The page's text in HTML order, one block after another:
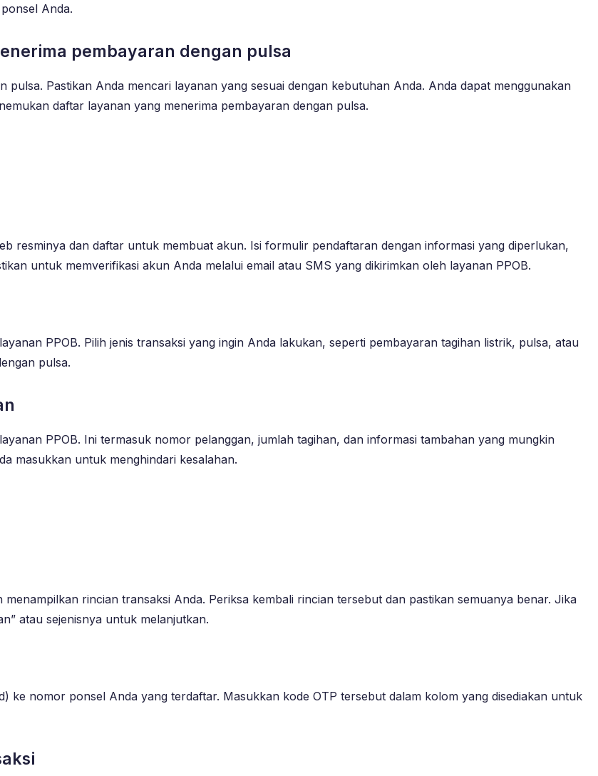
Anda.
pembayaran dengan pulsa
Pastikan Anda mencari layanan yang sesuai dengan kebutuhan Anda. Anda dapat menggunakan
daftar layanan yang menerima pembayaran dengan pulsa.
resminya dan daftar untuk membuat akun. Isi formulir pendaftaran dengan informasi yang diperlukan,
untuk memverifikasi akun Anda melalui email atau SMS yang dikirimkan oleh layanan PPOB.
PPOB. Pilih jenis transaksi yang ingin Anda lakukan, seperti pembayaran tagihan listrik, pulsa, atau
pulsa.
PPOB. Ini termasuk nomor pelanggan, jumlah tagihan, dan informasi tambahan yang mungkin
masukkan untuk menghindari kesalahan.
rincian transaksi Anda. Periksa kembali rincian tersebut dan pastikan semuanya benar. Jika
atau sejenisnya untuk melanjutkan.
ke nomor ponsel Anda yang terdaftar. Masukkan kode OTP tersebut dalam kolom yang disediakan untuk